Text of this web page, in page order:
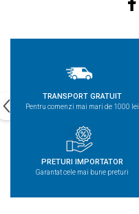
TRANSPORT GRATUIT
Pentru comenzi mai mari de 1000 lei
PRETURI IMPORTATOR
Garantat cele mai bune preturi